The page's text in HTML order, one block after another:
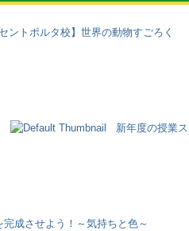
ントポルタ校】世界の動物すごろく
新年度の授業ス
完成させよう！～気持ちと色～